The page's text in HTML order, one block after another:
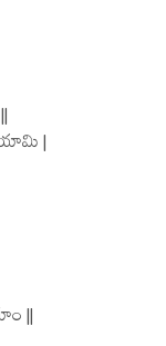
|
||